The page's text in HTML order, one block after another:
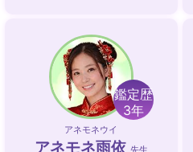
鑑定歴
3年
アネモネウイ
アネモネ雨依 先生